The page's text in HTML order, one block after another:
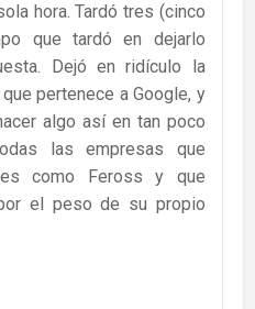
hora. Tardó tres (cinco
que tardó en dejarlo
Dejó en ridículo la
pertenece a Google, y
algo así en tan poco
las empresas que
como Feross y que
el peso de su propio